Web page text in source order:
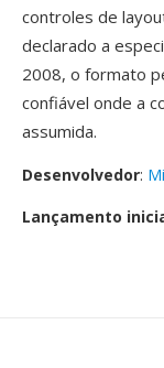
controles de
declarado a
2008, o formato
confiável onde a
assumida.
Desenvolvedor:
Lançamento